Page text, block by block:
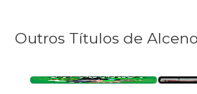
Outros Títulos de